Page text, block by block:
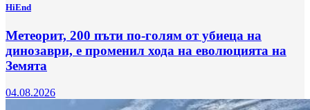
HiEnd
Метеорит, 200 пъти по-голям от убиеца на
динозаври, е променил хода на еволюцията на
Земята
04.08.2026